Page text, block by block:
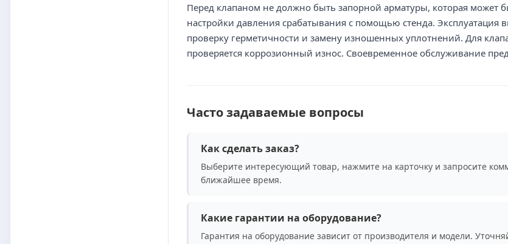
Перед клапаном не должно быть запорной арматуры, которая может
настройки давления срабатывания с помощью стенда. Эксплуатация
проверку герметичности и замену изношенных уплотнений. Для
проверяется коррозионный износ. Своевременное обслуживание
Часто задаваемые вопросы
Как сделать заказ?
Выберите интересующий товар, нажмите на карточку и запросите
ближайшее время.
Какие гарантии на оборудование?
Гарантия на оборудование зависит от производителя и модели.